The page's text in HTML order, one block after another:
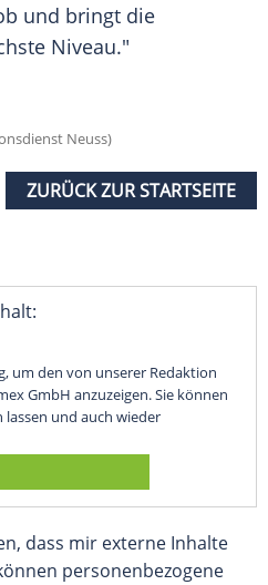
und bringt die
Niveau."
Neuss)
ZURÜCK ZUR STARTSEITE
um den von unserer Redaktion
GmbH anzuzeigen. Sie können
lassen und auch wieder
dass mir externe Inhalte
personenbezogene